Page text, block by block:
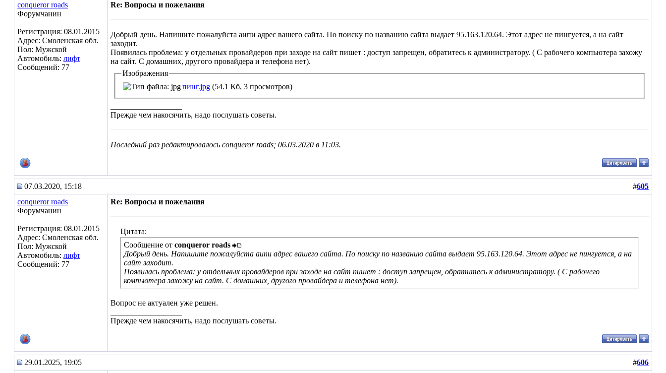
conqueror roads
Форумчанин
Регистрация: 08.01.2015
Адрес: Смоленская обл.
Пол: Мужской
Автомобиль: лифт
Сообщений: 77
Re: Вопросы и пожелания
Добрый день. Напишите пожалуйста аипи адрес вашего сайта. По поиску по названию сайта выдает 95.163.120.64. Этот адрес не пингуется, а на сайт
заходит.
Появилась проблема: у отдельных провайдеров при заходе на сайт пишет : доступ запрещен, обратитесь к администратору. ( С рабочего компьютера захожу
на сайт. С домашних, другого провайдера и телефона нет).
Изображения
пинг.jpg (54.1 Кб, 3 просмотров)
Прежде чем накосячить, надо послушать советы.
Последний раз редактировалось conqueror roads; 06.03.2020 в 11:03.
07.03.2020, 15:18 #605
conqueror roads
Форумчанин
Регистрация: 08.01.2015
Адрес: Смоленская обл.
Пол: Мужской
Автомобиль: лифт
Сообщений: 77
Re: Вопросы и пожелания
Цитата:
Сообщение от conqueror roads
Добрый день. Напишите пожалуйста аипи адрес вашего сайта. По поиску по названию сайта выдает 95.163.120.64. Этот адрес не пингуется, а на
сайт заходит.
Появилась проблема: у отдельных провайдеров при заходе на сайт пишет : доступ запрещен, обратитесь к администратору. ( С рабочего
компьютера захожу на сайт. С домашних, другого провайдера и телефона нет).
Вопрос не актуален уже решен.
Прежде чем накосячить, надо послушать советы.
29.01.2025, 19:05 #606